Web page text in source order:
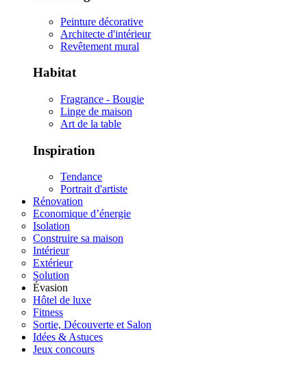
Peinture décorative
Architecte d'intérieur
Revêtement mural
Habitat
Fragrance - Bougie
Linge de maison
Art de la table
Inspiration
Tendance
Portrait d'artiste
Rénovation
Economique d’énergie
Isolation
Construire sa maison
Intérieur
Extérieur
Solution
Évasion
Hôtel de luxe
Fitness
Sortie, Découverte et Salon
Idées & Astuces
Jeux concours